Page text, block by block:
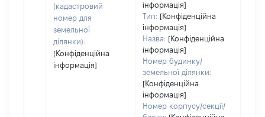
(кадастровий
номер для
земельної
ділянки):
[Конфіденційна
інформація]
інформація]
Тип: [Конфіденційна
інформація]
Назва: [Конфіденційна
інформація]
Номер будинку/
земельної ділянки:
[Конфіденційна
інформація]
Номер корпусу/секції/